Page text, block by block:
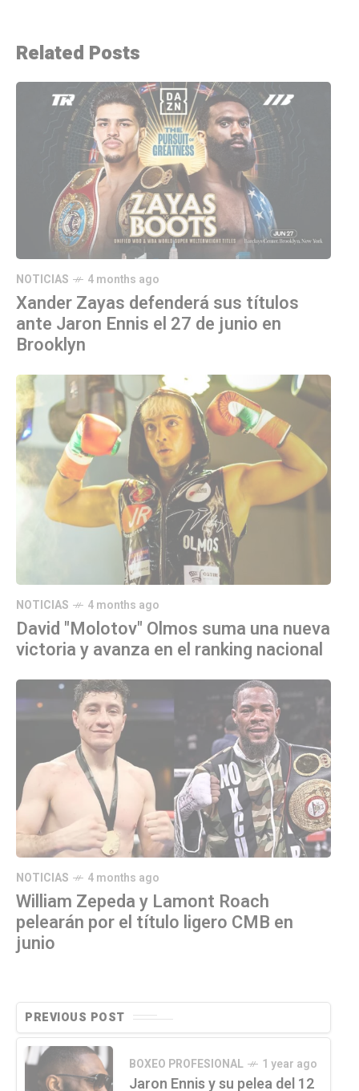
Related Posts
NOTICIAS 4 months ago
Xander Zayas defenderá sus títulos
ante Jaron Ennis el 27 de junio en
Brooklyn
NOTICIAS 4 months ago
David "Molotov" Olmos suma una nueva
victoria y avanza en el ranking nacional
NOTICIAS 4 months ago
William Zepeda y Lamont Roach
pelearán por el título ligero CMB en
junio
PREVIOUS POST
BOXEO PROFESIONAL 1 year ago
Jaron Ennis y su pelea del 12